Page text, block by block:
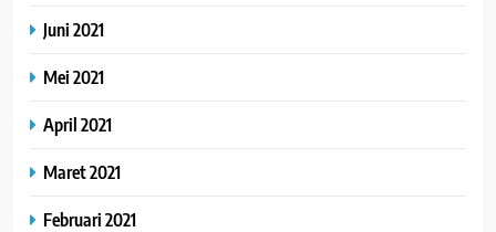
Juni 2021
Mei 2021
April 2021
Maret 2021
Februari 2021